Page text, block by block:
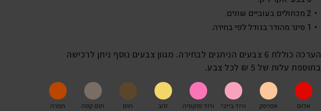
2 מכחולים בעוביים שונים.
1 סינר מהודר בגודל לפי בחירה.
הערכה כוללת 6 צבעים הניתנים לבחירה. מגוון צבעים נוסף ניתן לרכישה
בתוספת עלות של 5 ₪ לכל צבע.
אדום אפרסק ורוד בייבי ורוד פוקסיה זהב חום חום קפה חמרה